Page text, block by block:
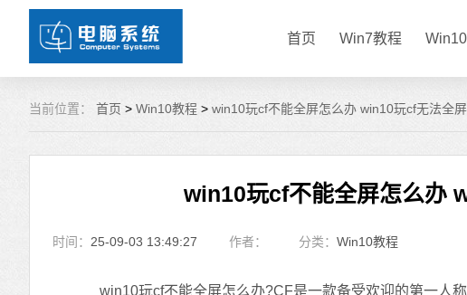
首页 Win7教程
当前位置： 首页 > Win10教程 > win10玩cf不能全屏怎么办 win10玩cf无法全
win10玩cf不能全屏怎么办
时间： 25-09-03 13:49:27 作者： 分类： Win10教程
win10玩cf不能全屏怎么办?CF是一款备受欢迎的第一人